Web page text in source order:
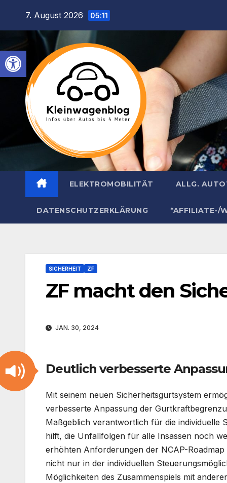
Werkzeugleiste öffnen
springen7. August 2026 05:11
ELEKTROMOBILITÄT ALLG.
DATENSCHUTZERKLÄRUNG *AFFILIATE-/
SICHERHEIT ZF
ZF macht den
JAN. 30, 2024
Deutlich verbesserte
Mit seinem neuen Sicherheitsgurtsystem
verbesserte Anpassung der
Maßgeblich verantwortlich für die individuelle
hilft, die Unfallfolgen für alle Insassen noch
erhöhten Anforderungen der NCAP-
nicht nur in der individuellen
Möglichkeiten des Zusammenspiels mit